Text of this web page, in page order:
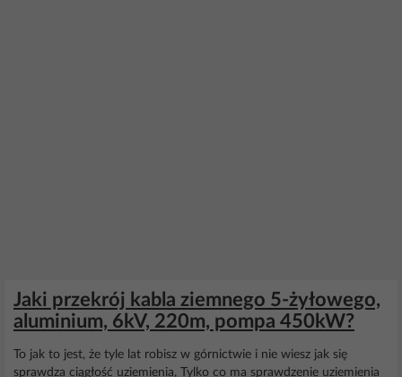
Jaki przekrój kabla ziemnego 5-żyłowego,
aluminium, 6kV, 220m, pompa 450kW?
To jak to jest, że tyle lat robisz w górnictwie i nie wiesz jak się
sprawdza ciągłość uziemienia, Tylko co ma sprawdzenie uziemienia